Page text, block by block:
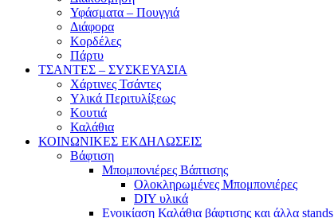
Υφάσματα – Πουγγιά
Διάφορα
Κορδέλες
Πάρτυ
ΤΣΑΝΤΕΣ – ΣΥΣΚΕΥΑΣΙΑ
Χάρτινες Τσάντες
Υλικά Περιτυλίξεως
Κουτιά
Καλάθια
ΚΟΙΝΩΝΙΚΕΣ ΕΚΔΗΛΩΣΕΙΣ
Βάφτιση
Μπομπονιέρες Βάπτισης
Ολοκληρωμένες Μπομπονιέρες
DIY υλικά
Ενοικίαση Καλάθια βάφτισης και άλλα stands